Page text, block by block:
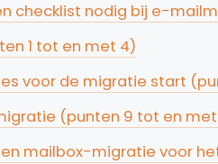
checklist nodig bij e-
1 tot en met 4)
voor de migratie start
(punten 9 tot en met
mailbox-migratie voor